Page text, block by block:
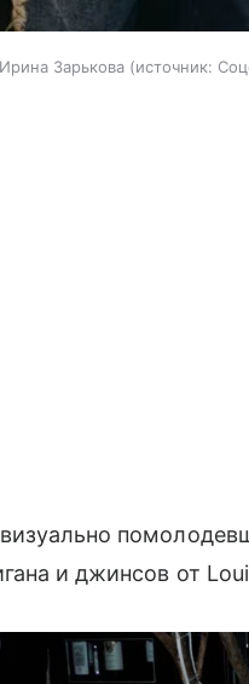
Зарькова источник:
и джинсов от